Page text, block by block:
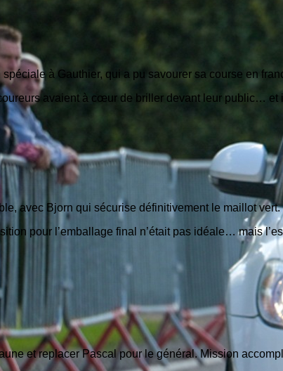
à Gauthier, qui a pu savourer sa course en
avaient à cœur de briller devant leur public… et
avec Bjorn qui sécurise définitivement le maillot vert.
pour l’emballage final n’était pas idéale… mais
et replacer Pascal pour le général. Mission